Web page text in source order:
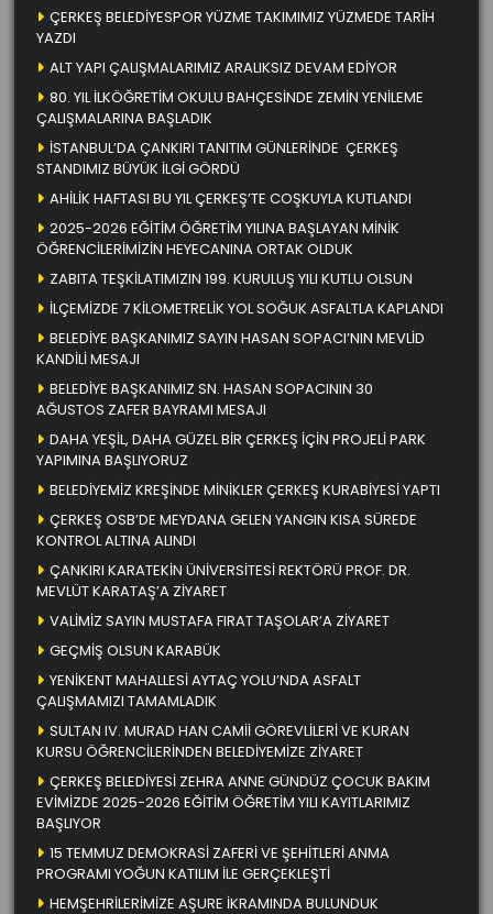
ÇERKEŞ BELEDİYESPOR YÜZME TAKIMIMIZ YÜZMEDE TARİH
YAZDI
ALT YAPI ÇALIŞMALARIMIZ ARALIKSIZ DEVAM EDİYOR
80. YIL İLKÖĞRETİM OKULU BAHÇESİNDE ZEMİN YENİLEME
ÇALIŞMALARINA BAŞLADIK
İSTANBUL’DA ÇANKIRI TANITIM GÜNLERİNDE ÇERKEŞ
STANDIMIZ BÜYÜK İLGİ GÖRDÜ
AHİLİK HAFTASI BU YIL ÇERKEŞ’TE COŞKUYLA KUTLANDI
2025-2026 EĞİTİM ÖĞRETİM YILINA BAŞLAYAN MİNİK
ÖĞRENCİLERİMİZİN HEYECANINA ORTAK OLDUK
ZABITA TEŞKİLATIMIZIN 199. KURULUŞ YILI KUTLU OLSUN
İLÇEMİZDE 7 KİLOMETRELİK YOL SOĞUK ASFALTLA KAPLANDI
BELEDİYE BAŞKANIMIZ SAYIN HASAN SOPACI’NIN MEVLİD
KANDİLİ MESAJI
BELEDİYE BAŞKANIMIZ SN. HASAN SOPACININ 30
AĞUSTOS ZAFER BAYRAMI MESAJI
DAHA YEŞİL, DAHA GÜZEL BİR ÇERKEŞ İÇİN PROJELİ PARK
YAPIMINA BAŞLIYORUZ
BELEDİYEMİZ KREŞİNDE MİNİKLER ÇERKEŞ KURABİYESİ YAPTI
ÇERKEŞ OSB’DE MEYDANA GELEN YANGIN KISA SÜREDE
KONTROL ALTINA ALINDI
ÇANKIRI KARATEKİN ÜNİVERSİTESİ REKTÖRÜ PROF. DR.
MEVLÜT KARATAŞ’A ZİYARET
VALİMİZ SAYIN MUSTAFA FIRAT TAŞOLAR’A ZİYARET
GEÇMİŞ OLSUN KARABÜK
YENİKENT MAHALLESİ AYTAÇ YOLU’NDA ASFALT
ÇALIŞMAMIZI TAMAMLADIK
SULTAN IV. MURAD HAN CAMİİ GÖREVLİLERİ VE KURAN
KURSU ÖĞRENCİLERİNDEN BELEDİYEMİZE ZİYARET
ÇERKEŞ BELEDİYESİ ZEHRA ANNE GÜNDÜZ ÇOCUK BAKIM
EVİMİZDE 2025-2026 EĞİTİM ÖĞRETİM YILI KAYITLARIMIZ
BAŞLIYOR
15 TEMMUZ DEMOKRASİ ZAFERİ VE ŞEHİTLERİ ANMA
PROGRAMI YOĞUN KATILIM İLE GERÇEKLEŞTİ
HEMŞEHRİLERİMİZE AŞURE İKRAMINDA BULUNDUK